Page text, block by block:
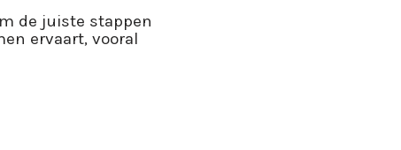
de juiste stappen
ervaart, vooral